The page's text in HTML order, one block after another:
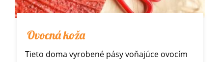
Ovocná koža
Tieto doma vyrobené pásy voňajúce ovocím